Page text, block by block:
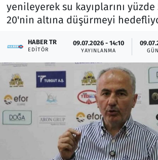
yenileyerek su kayıplarını
20'nin altına düşürmeyi
HABER TR
EDITÖR
09.07.2026 - 14:10
YAYINLANMA
Yaşam
Bilim ve Teknoloji
Çevre & Doğa
Eğitim
Haber Arşivi